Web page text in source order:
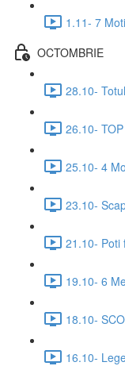
1.11- 7
OCTOMBRIE
28.10-
26.10-
25.10- 4
23.10-
21.10- Poti
19.10- 6
18.10-
16.10-